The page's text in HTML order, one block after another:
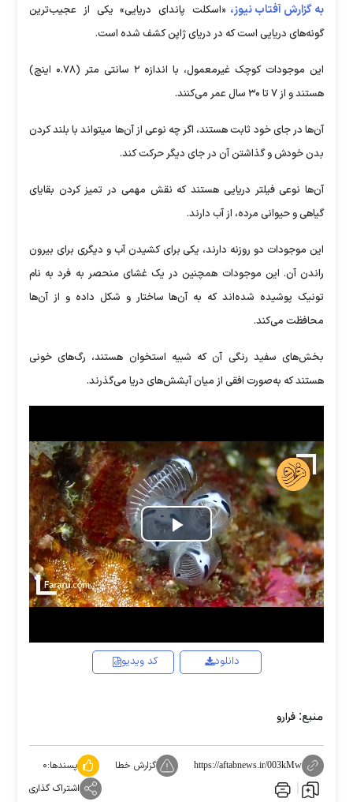
به گزارش آفتاب نیوز، «اسکلت پاندای دریایی» یکی از عجیب‌ترین
گونه‌های دریایی است که در دریای ژاپن کشف شده است.
این موجودات کوچک غیرمعمول، با اندازه ۲ سانتی متر (۰.۷۸ اینچ)
هستند و از ۷ تا ۳۰ سال عمر می‌کنند.
آن‌ها در جای خود ثابت هستند، اگر چه نوعی از آن‌ها میتواند با بلند کردن
بدن خودش و گذاشتن آن در جای دیگر حرکت کند.
آن‌ها نوعی فیلتر دریایی هستند که نقش مهمی در تمیز کردن بقایای
گیاهی و حیوانی مرده، از آب دارند.
این موجودات دو روزنه دارند، یکی برای کشیدن آب و دیگری برای بیرون
راندن آن. این موجودات همچنین در یک غشای منحصر به فرد به نام
تونیک پوشیده شده‌اند که به آن‌ها ساختار و شکل داده و از آن‌ها
محافظت می‌کند.
بخش‌های سفید رنگی آن که شبیه استخوان هستند، رگ‌های خونی
هستند که به‌صورت افقی از میان آبشش‌های دریا می‌گذرند.
Play
Video
کد ویدیو دانلود
منبع: فرارو
https://aftabnews.ir/003kMw گزارش خطا پسندها:۰
اشتراک گذاری